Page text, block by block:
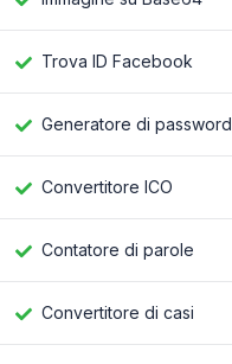
Trova ID Facebook
Generatore di password
Convertitore ICO
Contatore di parole
Convertitore di casi